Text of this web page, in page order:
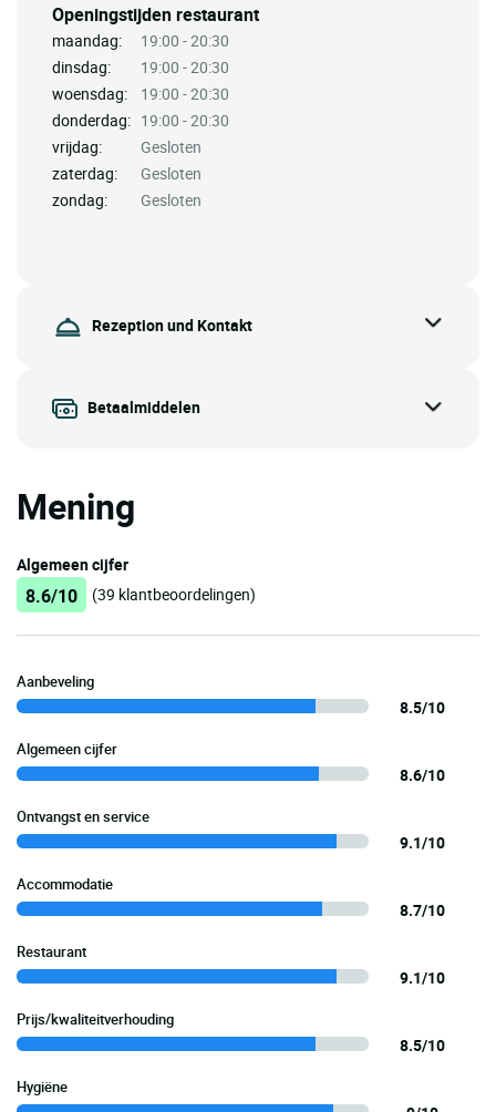
Openingstijden restaurant
maandag:
19:00 - 20:30
dinsdag:
19:00 - 20:30
woensdag:
19:00 - 20:30
donderdag: 19:00 - 20:30
vrijdag:
Gesloten
zaterdag:
Gesloten
zondag:
Gesloten
Rezeption und Kontakt
Betaalmiddelen
Mening
Algemeen cijfer
8.6/10 (39 klantbeoordelingen)
Aanbeveling
8.5/10
Algemeen cijfer
8.6/10
Ontvangst en service
9.1/10
Accommodatie
8.7/10
Restaurant
9.1/10
Prijs/kwaliteitverhouding
8.5/10
Hygiëne